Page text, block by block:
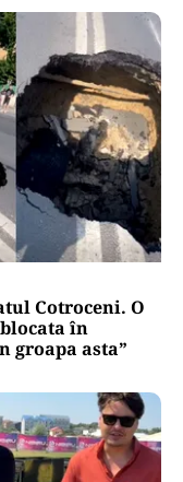
Cotroceni. O
în
groapa asta”